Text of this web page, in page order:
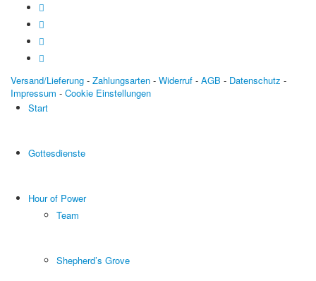
Versand/Lieferung - Zahlungsarten - Widerruf - AGB - Datenschutz -
Impressum - Cookie Einstellungen
Start
Gottesdienste
Hour of Power
Team
Shepherd’s Grove